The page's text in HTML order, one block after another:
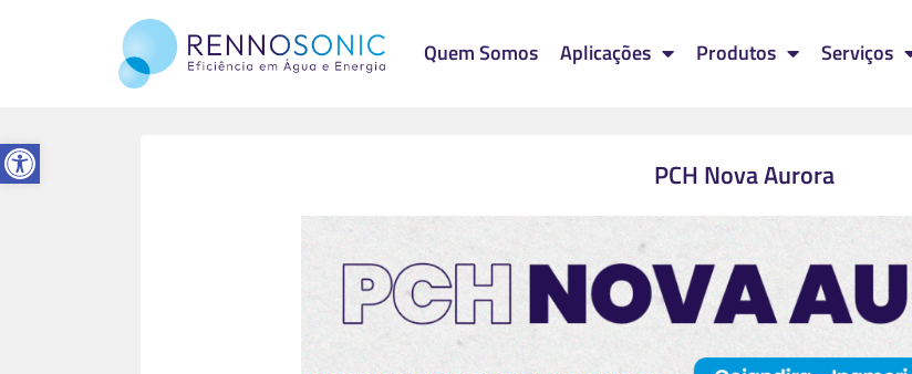
Abrir a barra de ferramentas
Quem Somos Aplicações Produtos Serviços
PCH Nova Aurora